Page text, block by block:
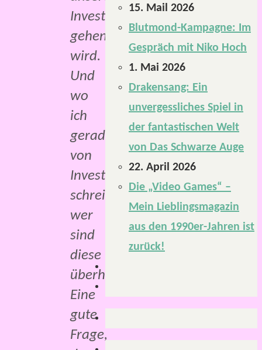
Investigator*innen
gehen
wird.
Und
wo
ich
gerade
von
Investigator*innen
schreibe,
wer
sind
diese
überhaupt?
Eine
gute
Frage,
15. Mail 2026
Blutmond-Kampagne: Im
Gespräch mit Niko Hoch
1. Mai 2026
Drakensang: Ein
unvergessliches Spiel in
der fantastischen Welt
von Das Schwarze Auge
22. April 2026
Die „Video Games“ –
Mein Lieblingsmagazin
aus den 1990er-Jahren ist
zurück!